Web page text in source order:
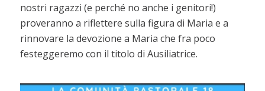
nostri ragazzi (e perché no anche i genitori!)
proveranno a riflettere sulla figura di Maria e a
rinnovare la devozione a Maria che fra poco
festeggeremo con il titolo di Ausiliatrice.